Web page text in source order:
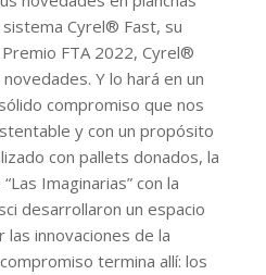
Cyrel® Fast, su
FTA 2022, Cyrel®
Y lo hará en un
compromiso que nos
y con un propósito
con pallets donados, la
Imaginarias” con la
desarrollaron un espacio
innovaciones de la
termina allí: los